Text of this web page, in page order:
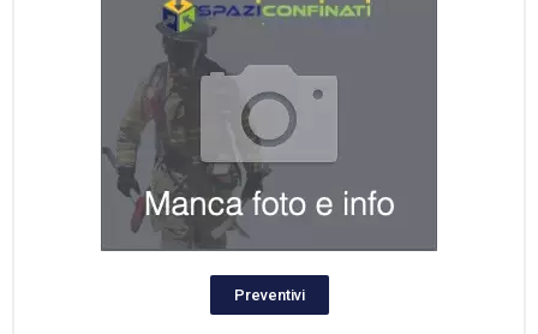
Preventivi